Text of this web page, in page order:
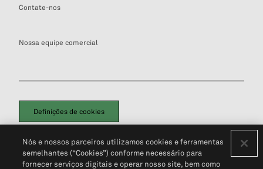
Contate-nos
Nossa equipe comercial
Definições de cookies
Política de PrivacidadePortal de privacidade do cliente (em inglês)
Não Venda Minhas Informações Pessoais© 2026 S&P Global
Nós e nossos parceiros utilizamos cookies e ferramentas
semelhantes (“Cookies”) conforme necessário para
fornecer serviços digitais e operar nosso site, bem como